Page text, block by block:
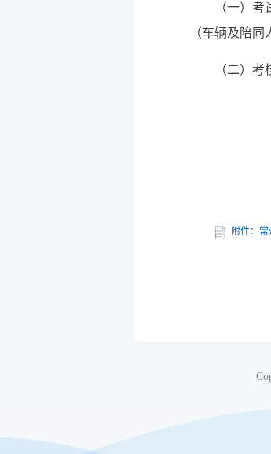
（一）
（车辆及陪
（二）
附件：